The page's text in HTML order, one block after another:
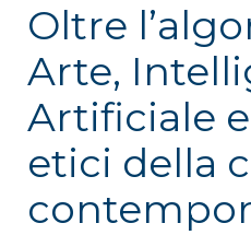
Oltre
Arte,
Artificiale
etici della